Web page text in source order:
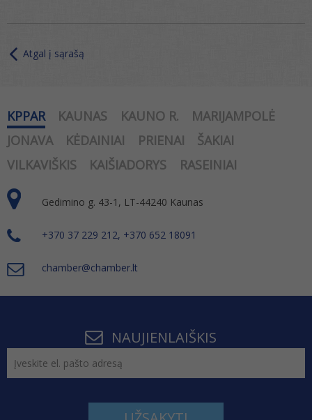
Atgal į sąrašą
KPPAR KAUNAS KAUNO R.
MARIJAMPOLĖ
JONAVA
KĖDAINIAI PRIENAI
ŠAKIAI
VILKAVIŠKIS
KAIŠIADORYS RASEINIAI
Gedimino g. 43-1, LT-44240 Kaunas
+370 37 229 212, +370 652 18091
chamber@chamber.lt
NAUJIENLAIŠKIS